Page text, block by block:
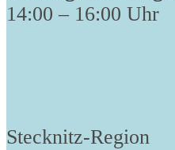
14:00 – 16:00 Uhr
Stecknitz-Region